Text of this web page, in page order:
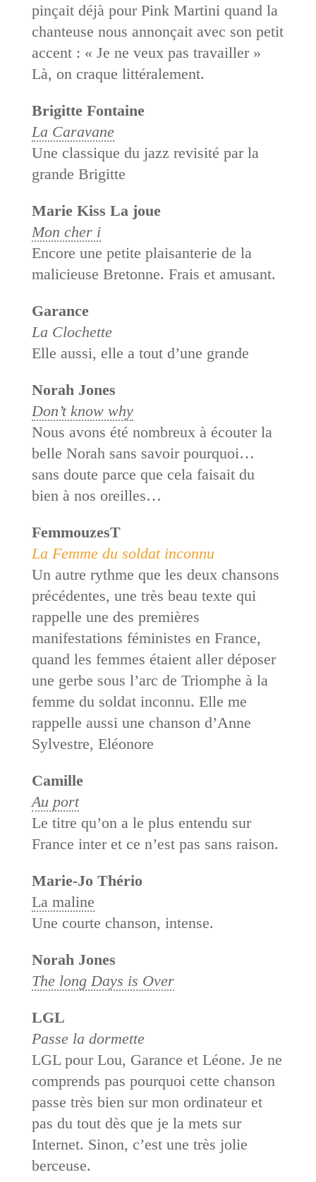
pinçait déjà pour Pink Martini quand la
chanteuse nous annonçait avec son petit
accent : « Je ne veux pas travailler »
Là, on craque littéralement.
Brigitte Fontaine
La Caravane
Une classique du jazz revisité par la
grande Brigitte
Marie Kiss La joue
Mon cher i
Encore une petite plaisanterie de la
malicieuse Bretonne. Frais et amusant.
Garance
La Clochette
Elle aussi, elle a tout d’une grande
Norah Jones
Don’t know why
Nous avons été nombreux à écouter la
belle Norah sans savoir pourquoi…
sans doute parce que cela faisait du
bien à nos oreilles…
FemmouzesT
La Femme du soldat inconnu
Un autre rythme que les deux chansons
précédentes, une très beau texte qui
rappelle une des premières
manifestations féministes en France,
quand les femmes étaient aller déposer
une gerbe sous l’arc de Triomphe à la
femme du soldat inconnu. Elle me
rappelle aussi une chanson d’Anne
Sylvestre, Eléonore
Camille
Au port
Le titre qu’on a le plus entendu sur
France inter et ce n’est pas sans raison.
Marie-Jo Thério
La maline
Une courte chanson, intense.
Norah Jones
The long Days is Over
LGL
Passe la dormette
LGL pour Lou, Garance et Léone. Je ne
comprends pas pourquoi cette chanson
passe très bien sur mon ordinateur et
pas du tout dès que je la mets sur
Internet. Sinon, c’est une très jolie
berceuse.